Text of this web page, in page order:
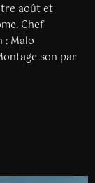
août et
Chef
: Malo
son par